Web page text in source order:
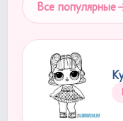
Все популярные